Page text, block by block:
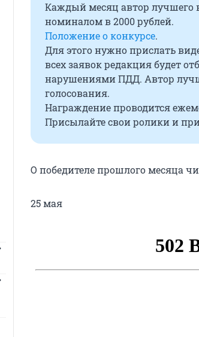
Каждый месяц автор лучшего
номиналом в 2000 рублей.
Положение о конкурсе.
Для этого нужно прислать
всех заявок редакция будет
нарушениями ПДД. Автор
голосования.
Награждение проводится
Присылайте свои ролики и
О победителе прошлого месяца
25 мая